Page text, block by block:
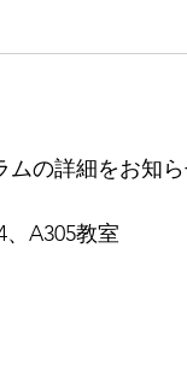
の詳細をお知
A305教室